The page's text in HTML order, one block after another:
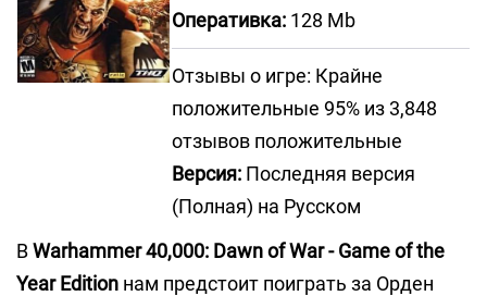
Оперативка: 128 Mb
Отзывы о игре: Крайне
положительные 95% из 3,848
отзывов положительные
Версия: Последняя версия
(Полная) на Русском
ВWarhammer 40,000: Dawn of War - Game of the
Year Edition нам предстоит поиграть за Орден